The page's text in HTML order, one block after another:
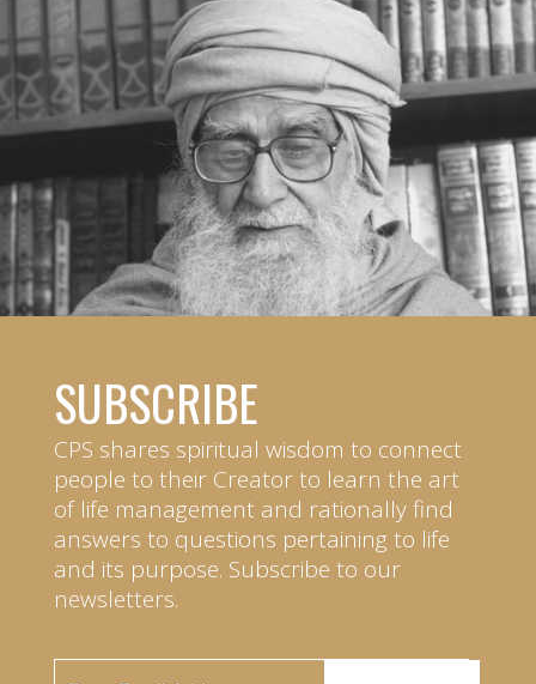
SUBSCRIBE
CPS shares spiritual wisdom to connect
people to their Creator to learn the art
of life management and rationally find
answers to questions pertaining to life
and its purpose. Subscribe to our
newsletters.